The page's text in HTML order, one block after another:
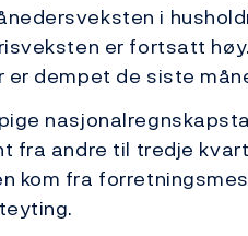
i
er fortsatt
er dempet de siste
fra andre til tredje
kom fra